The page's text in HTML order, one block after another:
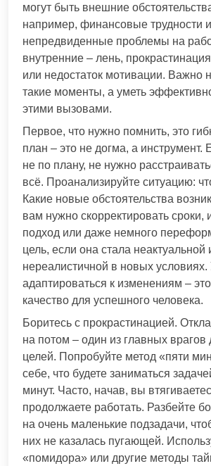
могут быть внешние
например, финансовые трудности
непредвиденные проблемы на
внутренние – лень,
или недостаток мотивации. Важно
такие моменты, а уметь
этими вызовами.
Первое, что нужно помнить, это
план – это не догма, а инструмент.
не по плану, не нужно
всё. Проанализируйте ситуацию:
Какие новые обстоятельства
вам нужно скорректировать сроки,
подход или даже немного
цель, если она стала неактуальной
нереалистичной в новых
адаптироваться к изменениям –
качество для успешного человека.
Боритесь с прокрастинацией.
на потом – один из главных врагов
целей. Попробуйте метод «пяти
себе, что будете заниматься
минут. Часто, начав, вы
продолжаете работать. Разбейте
на очень маленькие подзадачи,
них не казалась пугающей.
«помидора» или другие методы